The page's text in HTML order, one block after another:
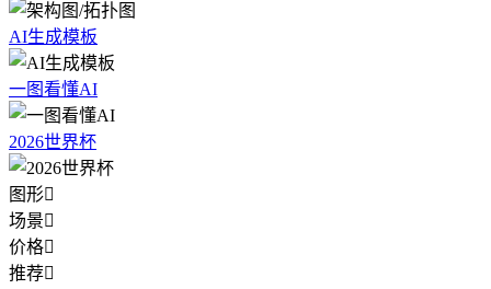
AI生成模板
一图看懂AI
2026世界杯
图形
场景
价格
推荐